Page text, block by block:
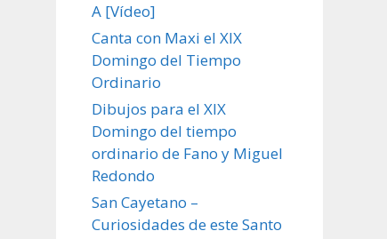
A [Vídeo]
Canta con Maxi el XIX
Domingo del Tiempo
Ordinario
Dibujos para el XIX
Domingo del tiempo
ordinario de Fano y Miguel
Redondo
San Cayetano –
Curiosidades de este Santo